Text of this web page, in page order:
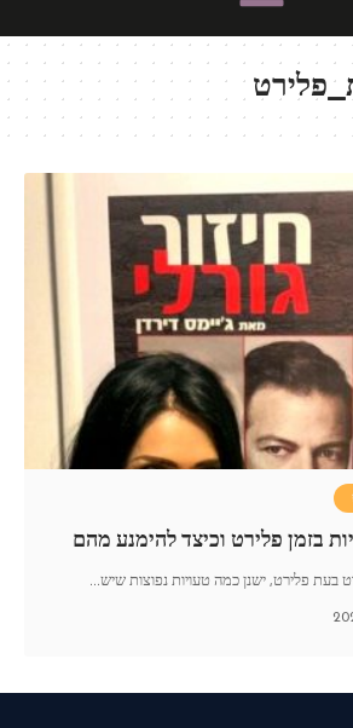
בזמן פלירט וכיצד להימנע מהם
…